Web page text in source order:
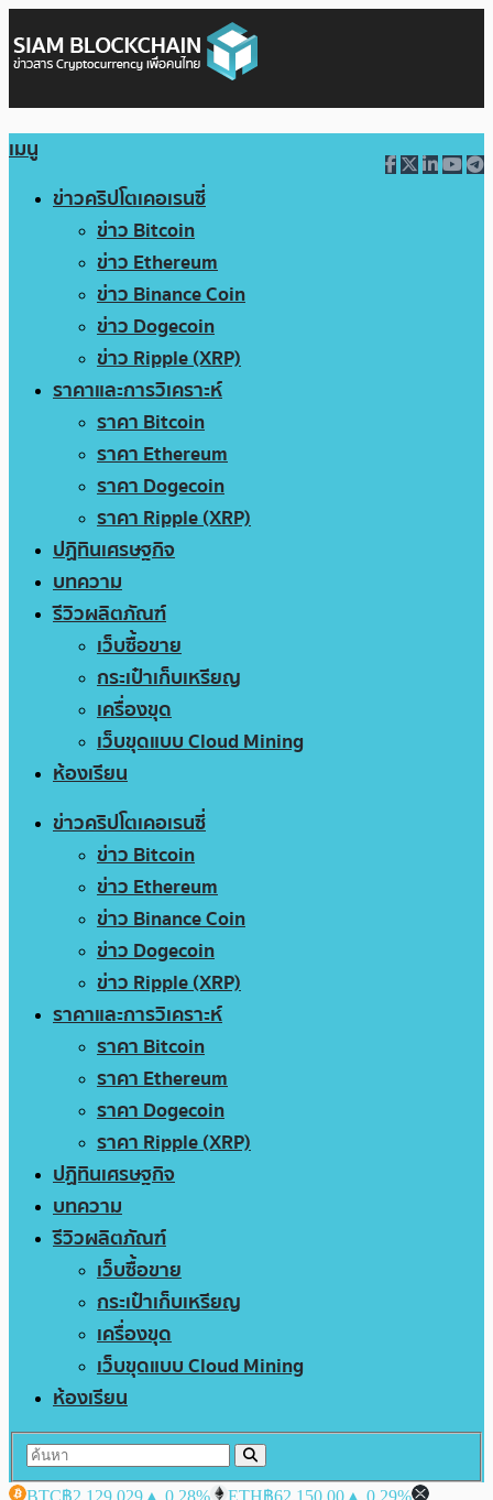
เมนู
ข่าวคริปโตเคอเรนซี่
ข่าว Bitcoin
ข่าว Ethereum
ข่าว Binance Coin
ข่าว Dogecoin
ข่าว Ripple (XRP)
ราคาและการวิเคราะห์
ราคา Bitcoin
ราคา Ethereum
ราคา Dogecoin
ราคา Ripple (XRP)
ปฏิทินเศรษฐกิจ
บทความ
รีวิวผลิตภัณฑ์
เว็บซื้อขาย
กระเป๋าเก็บเหรียญ
เครื่องขุด
เว็บขุดแบบ Cloud Mining
ห้องเรียน
ข่าวคริปโตเคอเรนซี่
ข่าว Bitcoin
ข่าว Ethereum
ข่าว Binance Coin
ข่าว Dogecoin
ข่าว Ripple (XRP)
ราคาและการวิเคราะห์
ราคา Bitcoin
ราคา Ethereum
ราคา Dogecoin
ราคา Ripple (XRP)
ปฏิทินเศรษฐกิจ
บทความ
รีวิวผลิตภัณฑ์
เว็บซื้อขาย
กระเป๋าเก็บเหรียญ
เครื่องขุด
เว็บขุดแบบ Cloud Mining
ห้องเรียน
BTC฿2,129,029 ▲ 0.28% ETH฿62,150.00 ▲ 0.29%